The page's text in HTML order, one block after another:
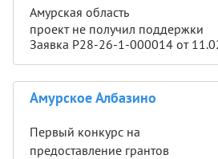
Амурская область
проект не получил поддержки
Заявка Р28-26-1-000014 от
Амурское Албазино
Первый конкурс на
предоставление грантов